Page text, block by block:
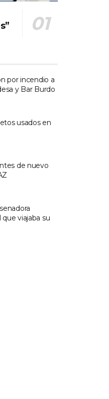
por incendio a
y Bar Burdo
usados en
de nuevo
viajaba su